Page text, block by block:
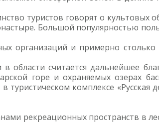
туристов говорят о культовых
Большой популярностью
организаций и примерно
области считается дальнейшее
горе и охраняемых озерах
туристическом комплексе
рекреационных пространств в